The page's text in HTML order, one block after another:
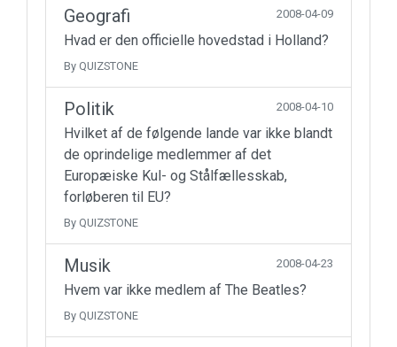
Geografi 2008-04-09
Hvad er den officielle hovedstad i Holland?
By QUIZSTONE
Politik 2008-04-10
Hvilket af de følgende lande var ikke blandt
de oprindelige medlemmer af det
Europæiske Kul- og Stålfællesskab,
forløberen til EU?
By QUIZSTONE
Musik 2008-04-23
Hvem var ikke medlem af The Beatles?
By QUIZSTONE